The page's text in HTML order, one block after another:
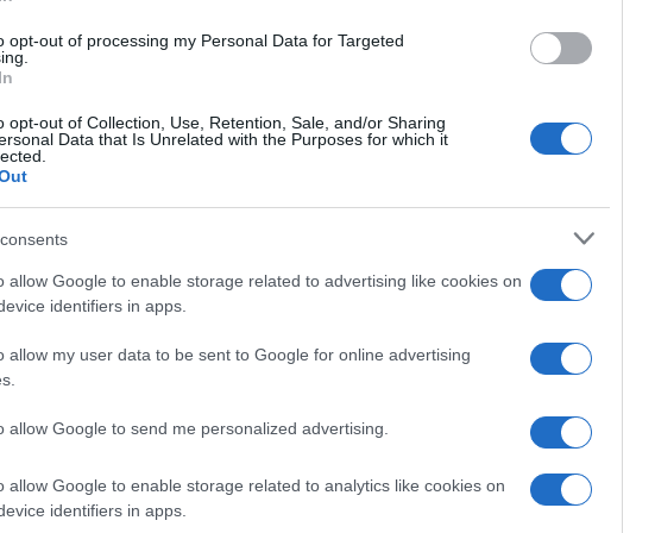
opt-out of processing my Personal Data for Targeted
opt-out of Collection, Use, Retention, Sale, and/or Sharing
Data that Is Unrelated with the Purposes for which it
allow Google to enable storage related to advertising like cookies on
identifiers in apps.
allow my user data to be sent to Google for online advertising
allow Google to send me personalized advertising.
allow Google to enable storage related to analytics like cookies on
identifiers in apps.
8 Febbraio 2022, 13:39
chiama MBL. E’ la molecola che
il Covid_19. La scoperta è
tutta italiana
diLeopoldo Gasbarro
1 Febbraio 2022, 18:06
4k
Presidente? (per chi lo sarà)